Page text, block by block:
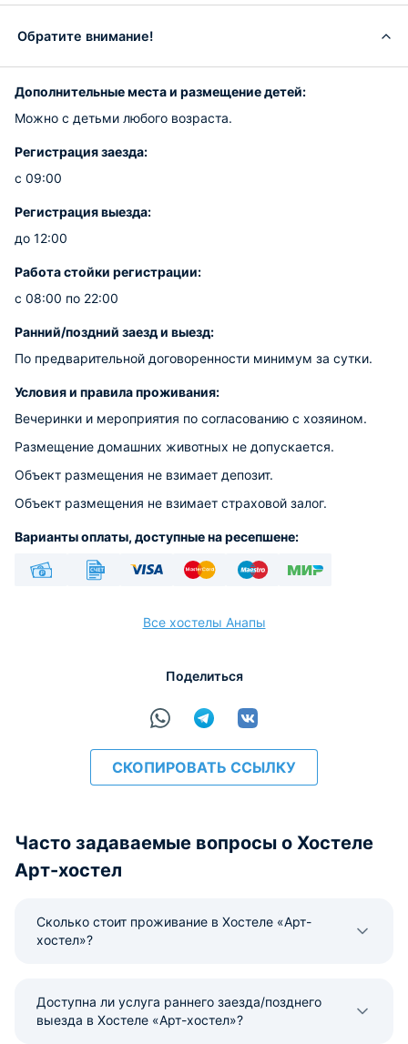
Обратите внимание!
Дополнительные места и размещение детей:
Можно с детьми любого возраста.
Регистрация заезда:
с 09:00
Регистрация выезда:
до 12:00
Работа стойки регистрации:
с 08:00 по 22:00
Ранний/поздний заезд и выезд:
По предварительной договоренности минимум за сутки.
Условия и правила проживания:
Вечеринки и мероприятия по согласованию с хозяином.
Размещение домашних животных не допускается.
Объект размещения не взимает депозит.
Объект размещения не взимает страховой залог.
Варианты оплаты, доступные на ресепшене:
Все хостелы Анапы
Поделиться
СКОПИРОВАТЬ ССЫЛКУ
Часто задаваемые вопросы о Хостеле
Арт-хостел
Сколько стоит проживание в Хостеле «Арт-
хостел»?
Доступна ли услуга раннего заезда/позднего
выезда в Хостеле «Арт-хостел»?